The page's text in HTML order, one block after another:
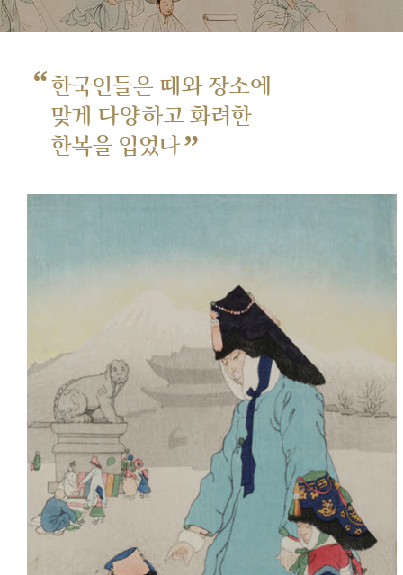
“한국인들은 때와 장소에
맞게 다양하고 화려한
한복을 입었다”